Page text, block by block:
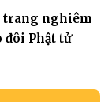
trang nghiêm
đôi Phật tử